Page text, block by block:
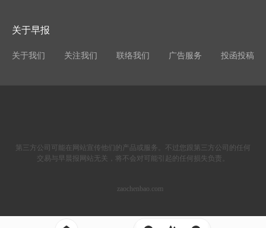
关于早报
关于我们 关注我们 联络我们 广告服务 投函投稿
第三方公司可能在网站宣传他们的产品或服务。不过您跟第三方公司的任何
交易与早晨报网站无关，将不会对可能引起的任何损失负责。
zaochenbao.com